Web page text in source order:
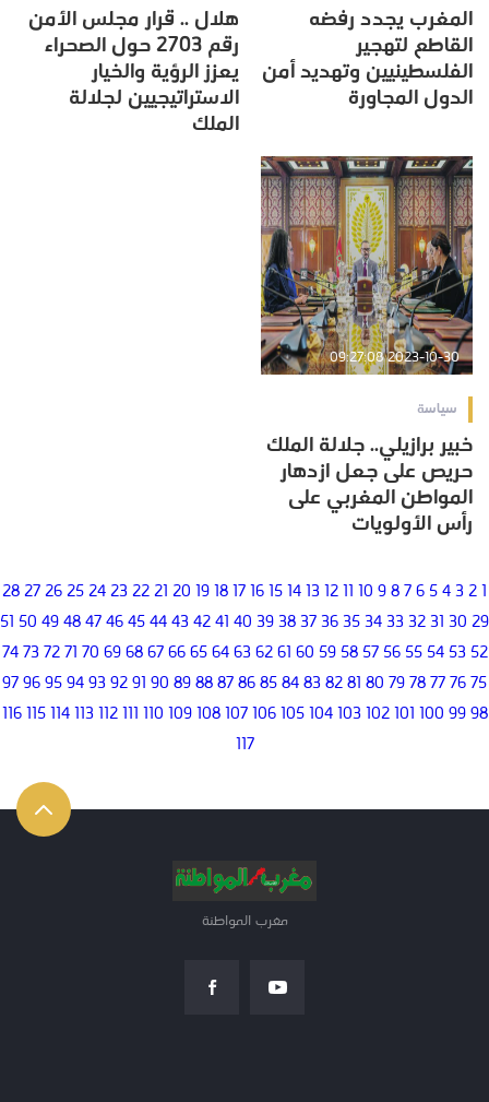
المغرب يجدد رفضه
القاطع لتهجير
الفلسطينيين وتهديد أمن
الدول المجاورة
هلال .. قرار مجلس الأمن
رقم 2703 حول الصحراء
يعزز الرؤية والخيار
الاستراتيجيين لجلالة
الملك
2023-10-30 09:27:08
سياسة
خبير برازيلي.. جلالة الملك
حريص على جعل ازدهار
المواطن المغربي على
رأس الأولويات
1
2
3
4
5
6
7
8
9
10
11
12
13
14
15
16
17
18
19
20
21
22
23
24
25
26
27
28
29
30
31
32
33
34
35
36
37
38
39
40
41
42
43
44
45
46
47
48
49
50
51
52
53
54
55
56
57
58
59
60
61
62
63
64
65
66
67
68
69
70
71
72
73
74
75
76
77
78
79
80
81
82
83
84
85
86
87
88
89
90
91
92
93
94
95
96
97
98
99
100
101
102
103
104
105
106
107
108
109
110
111
112
113
114
115
116
117
مغرب المواطنة